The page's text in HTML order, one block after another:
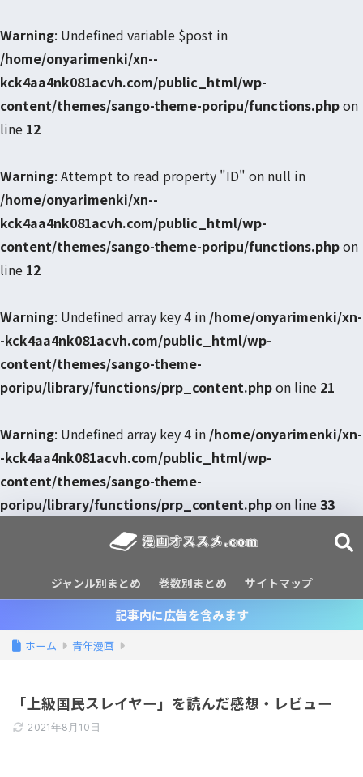
Warning: Undefined variable $post in
/home/onyarimenki/xn--
kck4aa4nk081acvh.com/public_html/wp-
content/themes/sango-theme-poripu/functions.phpon
line 12
Warning: Attempt to read property "ID" on null in
/home/onyarimenki/xn--
kck4aa4nk081acvh.com/public_html/wp-
content/themes/sango-theme-poripu/functions.phpon
line 12
Warning: Undefined array key 4 in /home/onyarimenki/xn-
-kck4aa4nk081acvh.com/public_html/wp-
content/themes/sango-theme-
poripu/library/functions/prp_content.phpon line 21
Warning: Undefined array key 4 in /home/onyarimenki/xn-
-kck4aa4nk081acvh.com/public_html/wp-
content/themes/sango-theme-
poripu/library/functions/prp_content.phpon line33
ジャンル別まとめ 巻数別まとめ サイトマップ
記事内に広告を含みます
ホーム 青年漫画
「上級国民スレイヤー」を読んだ感想・レビュー
2021年8月10日